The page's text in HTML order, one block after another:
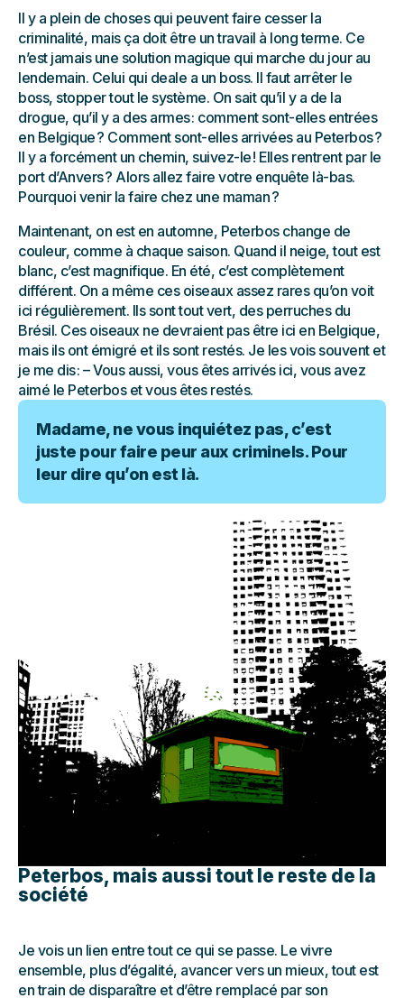
Il y a plein de choses qui peuvent faire cesser la
criminalité, mais ça doit être un travail à long terme. Ce
n’est jamais une solution magique qui marche du jour au
lendemain. Celui qui deale a un boss. Il faut arrêter le
boss, stopper tout le système. On sait qu’il y a de la
drogue, qu’il y a des armes : comment sont-elles entrées
en Belgique ? Comment sont-elles arrivées au Peterbos ?
Il y a forcément un chemin, suivez-le ! Elles rentrent par le
port d’Anvers ? Alors allez faire votre enquête là-bas.
Pourquoi venir la faire chez une maman ?
Maintenant, on est en automne, Peterbos change de
couleur, comme à chaque saison. Quand il neige, tout est
blanc, c’est magnifique. En été, c’est complètement
différent. On a même ces oiseaux assez rares qu’on voit
ici régulièrement. Ils sont tout vert, des perruches du
Brésil. Ces oiseaux ne devraient pas être ici en Belgique,
mais ils ont émigré et ils sont restés. Je les vois souvent et
je me dis : – Vous aussi, vous êtes arrivés ici, vous avez
aimé le Peterbos et vous êtes restés.
Madame, ne vous inquiétez pas, c’est
juste pour faire peur aux criminels. Pour
leur dire qu’on est là.
Peterbos, mais aussi tout le reste de la
société
Je vois un lien entre tout ce qui se passe. Le vivre
ensemble, plus d’égalité, avancer vers un mieux, tout est
en train de disparaître et d’être remplacé par son